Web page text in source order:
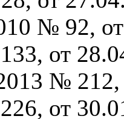
№ 92,
от
№
от